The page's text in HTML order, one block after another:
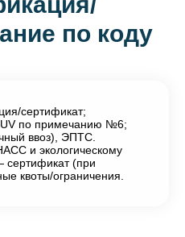
по коду
сертификат;
по примечанию №6;
ввоз), ЭПТС.
и экологическому
сертификат (при
квоты/ограничения.